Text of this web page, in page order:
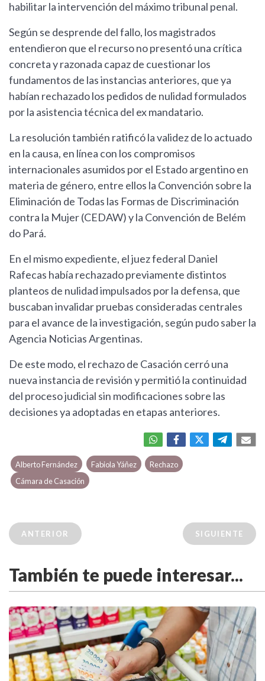
habilitar la intervención del máximo tribunal penal.
Según se desprende del fallo, los magistrados
entendieron que el recurso no presentó una crítica
concreta y razonada capaz de cuestionar los
fundamentos de las instancias anteriores, que ya
habían rechazado los pedidos de nulidad formulados
por la asistencia técnica del ex mandatario.
La resolución también ratificó la validez de lo actuado
en la causa, en línea con los compromisos
internacionales asumidos por el Estado argentino en
materia de género, entre ellos la Convención sobre la
Eliminación de Todas las Formas de Discriminación
contra la Mujer (CEDAW) y la Convención de Belém
do Pará.
En el mismo expediente, el juez federal Daniel
Rafecas había rechazado previamente distintos
planteos de nulidad impulsados por la defensa, que
buscaban invalidar pruebas consideradas centrales
para el avance de la investigación, según pudo saber la
Agencia Noticias Argentinas.
De este modo, el rechazo de Casación cerró una
nueva instancia de revisión y permitió la continuidad
del proceso judicial sin modificaciones sobre las
decisiones ya adoptadas en etapas anteriores.
Alberto Fernández Fabiola Yáñez
Rechazo
Cámara de Casación
ANTERIOR SIGUIENTE
También te puede interesar...